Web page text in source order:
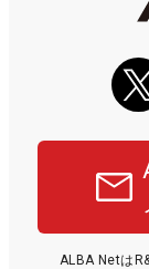
ALBA Netは